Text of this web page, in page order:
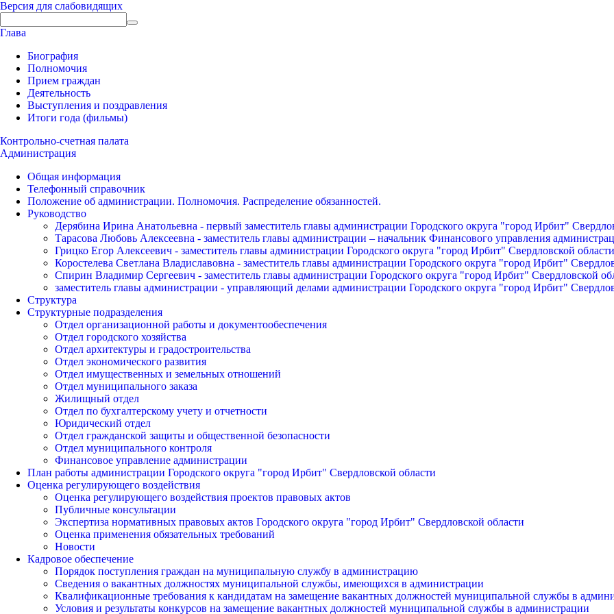
Версия для слабовидящих
Глава
Биография
Полномочия
Прием граждан
Деятельность
Выступления и поздравления
Итоги года (фильмы)
Контрольно-счетная палата
Администрация
Общая информация
Телефонный справочник
Положение об администрации. Полномочия. Распределение обязанностей.
Руководство
Дерябина Ирина Анатольевна - первый заместитель главы администрации Городского округа "город Ирбит"
Тарасова Любовь Алексеевна - заместитель главы администрации – начальник Финансового управления
Грицко Егор Алексеевич - заместитель главы администрации Городского округа "город Ирбит" Свердловской области
Коростелева Светлана Владиславовна - заместитель главы администрации Городского округа "город Ирбит"
Спирин Владимир Сергеевич - заместитель главы администрации Городского округа "город Ирбит" Свердловской
заместитель главы администрации - управляющий делами администрации Городского округа "город Ирбит"
Структура
Структурные подразделения
Отдел организационной работы и документообеспечения
Отдел городского хозяйства
Отдел архитектуры и градостроительства
Отдел экономического развития
Отдел имущественных и земельных отношений
Отдел муниципального заказа
Жилищный отдел
Отдел по бухгалтерскому учету и отчетности
Юридический отдел
Отдел гражданской защиты и общественной безопасности
Отдел муниципального контроля
Финансовое управление администрации
План работы администрации Городского округа "город Ирбит" Свердловской области
Оценка регулирующего воздействия
Оценка регулирующего воздействия проектов правовых актов
Публичные консультации
Экспертиза нормативных правовых актов Городского округа "город Ирбит" Свердловской области
Оценка применения обязательных требований
Новости
Кадровое обеспечение
Порядок поступления граждан на муниципальную службу в администрацию
Сведения о вакантных должностях муниципальной службы, имеющихся в администрации
Квалификационные требования к кандидатам на замещение вакантных должностей муниципальной службы в
Условия и результаты конкурсов на замещение вакантных должностей муниципальной службы в администрации